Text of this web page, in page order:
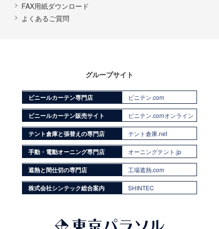
FAX用紙ダウンロード
よくあるご質問
グループサイト
ビニールカーテン専門店 ビニテン.com
ビニールカーテン販売サイト ビニテン.comオンライン
テント倉庫と張替えの専門店 テント倉庫.net
手動・電動オーニング専門店 オーニングテント.jp
遮熱と間仕切の専門店 工場遮熱.com
株式会社シンテック総合案内 SHINTEC